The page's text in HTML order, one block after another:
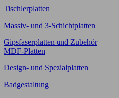
Tischlerplatten
Massiv- und 3-Schichtplatten
Gipsfaserplatten und Zubehör
MDF-Platten
Design- und Spezialplatten
Badgestaltung